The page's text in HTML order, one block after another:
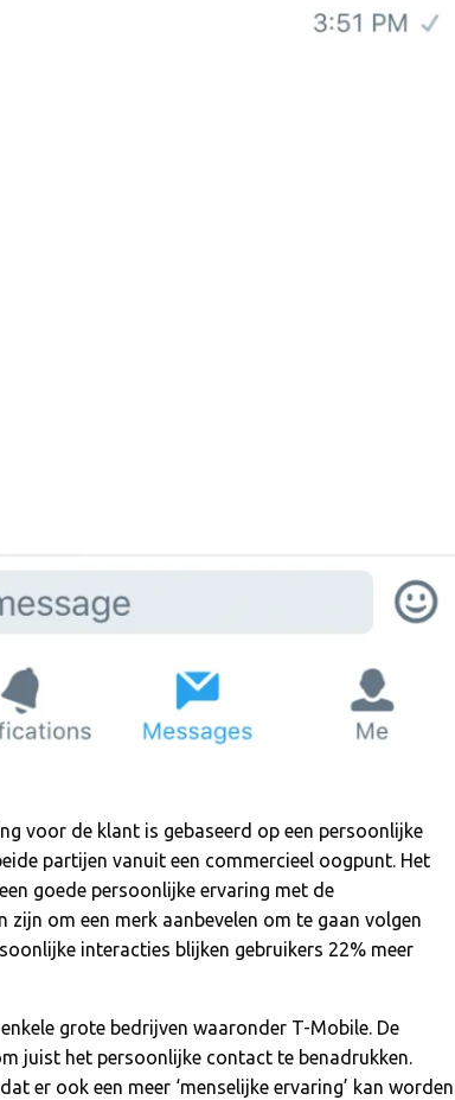
voor de klant is gebaseerd op een persoonlijke
partijen vanuit een commercieel oogpunt. Het
goede persoonlijke ervaring met de
zijn om een merk aanbevelen om te gaan volgen
interacties blijken gebruikers 22% meer
grote bedrijven waaronder T-Mobile. De
juist het persoonlijke contact te benadrukken.
er ook een meer ‘menselijke ervaring’ kan worden